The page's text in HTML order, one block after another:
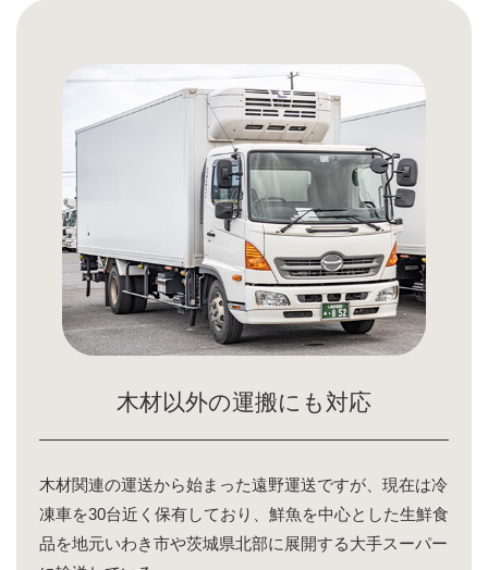
木材以外の運搬にも対応
木材関連の運送から始まった遠野運送ですが、現在は冷
凍車を30台近く保有しており、鮮魚を中心とした生鮮食
品を地元いわき市や茨城県北部に展開する大手スーパー